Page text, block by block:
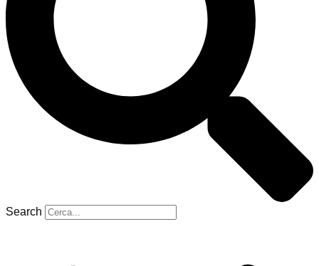
Search